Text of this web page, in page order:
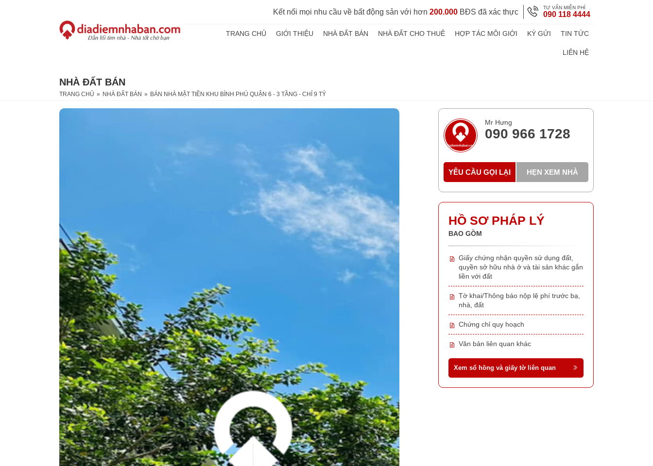
Kết nối mọi nhu cầu về bất động sản với hơn 200.000 BĐS đã xác thực TƯ VẤN MIỄN PHÍ
090 118 4444
TRANG CHỦ GIỚI THIỆU NHÀ ĐẤT BÁN NHÀ ĐẤT CHO THUÊ HỢP TÁC MÔI GIỚI KÝ GỬI TIN TỨC
LIÊN HỆ
NHÀ ĐẤT BÁN
TRANG CHỦ » NHÀ ĐẤT BÁN » BÁN NHÀ MẶT TIỀN KHU BÌNH PHÚ QUẬN 6 - 3 TẦNG - CHỈ 9 TỶ
Mr Hưng
090 966 1728
YÊU CẦU GỌI LẠI HẸN XEM NHÀ
HỒ SƠ PHÁP LÝ
BAO GỒM
Giấy chứng nhận quyền sử dụng đất,
quyền sở hữu nhà ở và tài sản khác gắn
liền với đất
Tờ khai/Thông báo nộp lệ phí trước bạ,
nhà, đất
Chứng chỉ quy hoạch
Văn bản liên quan khác
Xem sổ hồng và giấy tờ liên quan